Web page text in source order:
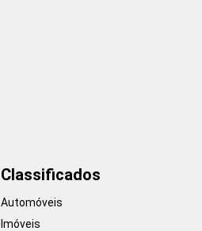
Classificados
Automóveis
Imóveis